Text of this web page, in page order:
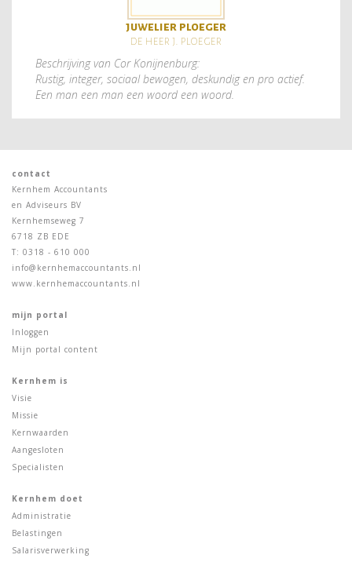
juwelier ploeger
de heer j. ploeger
Beschrijving van Cor Konijnenburg:
Rustig, integer, sociaal bewogen, deskundig en pro actief.
Een man een man een woord een woord.
contact
Kernhem Accountants
en Adviseurs BV
Kernhemseweg 7
6718 ZB EDE
T: 0318 - 610 000
info@kernhemaccountants.nl
www.kernhemaccountants.nl
mijn portal
Inloggen
Mijn portal content
Kernhem is
Visie
Missie
Kernwaarden
Aangesloten
Specialisten
Kernhem doet
Administratie
Belastingen
Salarisverwerking